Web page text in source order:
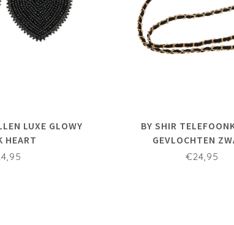
LUXE GLOWY
HEART
BY SHIR
GEVLOCHTEN
€24,95